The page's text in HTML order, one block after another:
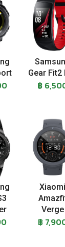
Gear Fit2
฿
Xiaomi
Verge
฿